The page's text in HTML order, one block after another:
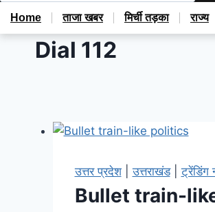
Home ताजा खबर मिर्ची तड़का राज्य
Dial 112
उत्तर प्रदेश|उत्तराखंड|ट्रेंडिंग
Bullet train-like